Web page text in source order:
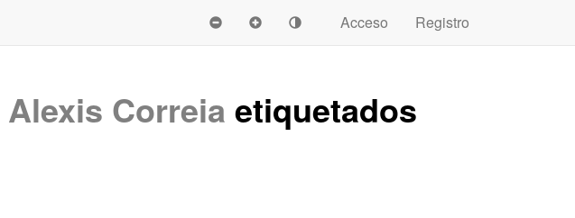
Acceso
Registro
Alexis Correia etiquetados